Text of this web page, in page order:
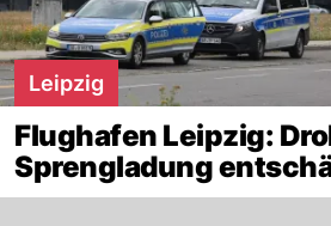
Leipzig
Flughafen Leipzig:
Sprengladung